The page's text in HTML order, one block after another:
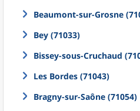
Beaumont-sur-Grosne
Bey (71033)
Bissey-sous-Cruchaud
Les Bordes (71043)
Bragny-sur-Saône (71054)